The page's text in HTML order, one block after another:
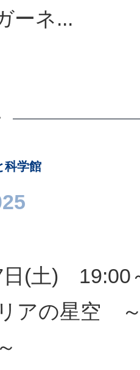
ーネ...
科学館
日(土) 19:00
アの星空